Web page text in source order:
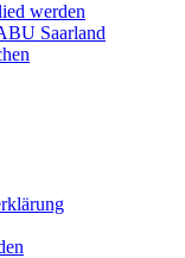
werden
Saarland